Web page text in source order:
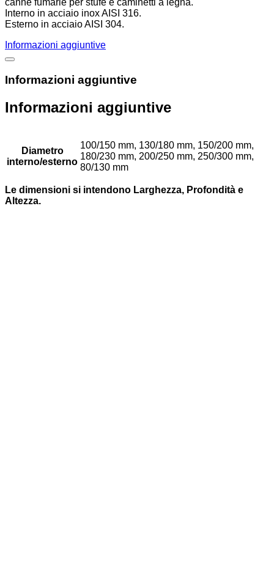
canne fumarie per stufe e caminetti a legna.
Interno in acciaio inox AISI 316.
Esterno in acciaio AISI 304.
Informazioni aggiuntive
Informazioni aggiuntive
Informazioni aggiuntive
Diametro
interno/esterno
100/150 mm, 130/180 mm, 150/200 mm,
180/230 mm, 200/250 mm, 250/300 mm,
80/130 mm
Le dimensioni si intendono Larghezza, Profondità e
Altezza.